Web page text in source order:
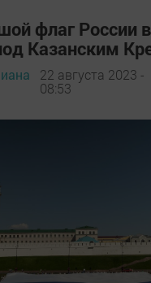
флаг России
Казанским
22 августа 2023 -
08:53